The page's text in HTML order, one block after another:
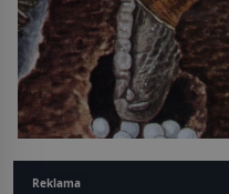
Reklama